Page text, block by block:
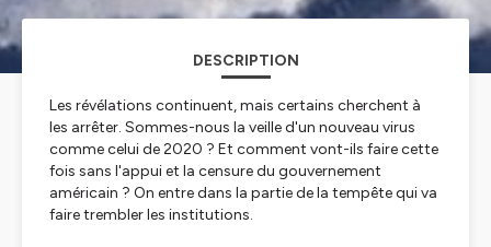
DESCRIPTION
Les révélations continuent, mais certains cherchent à
les arrêter. Sommes-nous la veille d'un nouveau virus
comme celui de 2020 ? Et comment vont-ils faire cette
fois sans l'appui et la censure du gouvernement
américain ? On entre dans la partie de la tempête qui va
faire trembler les institutions.